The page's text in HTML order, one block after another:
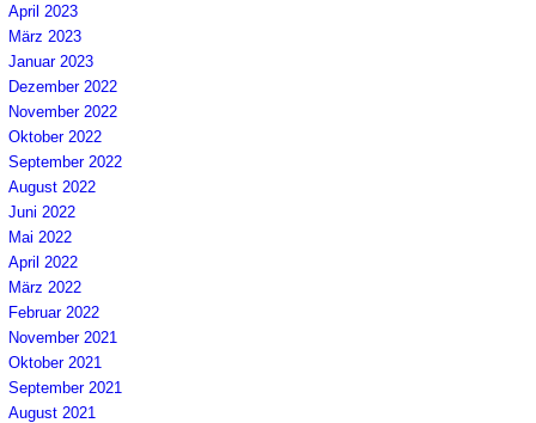
April 2023
März 2023
Januar 2023
Dezember 2022
November 2022
Oktober 2022
September 2022
August 2022
Juni 2022
Mai 2022
April 2022
März 2022
Februar 2022
November 2021
Oktober 2021
September 2021
August 2021